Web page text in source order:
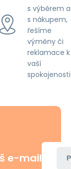
s výběrem a
s nákupem,
řešíme
výměny či
reklamace k
vaší
spokojenosti
e-mail